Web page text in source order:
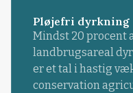
Pløjefri dyrkning
Mindst 20 procent
landbrugsareal
er et tal i hastig
conservation